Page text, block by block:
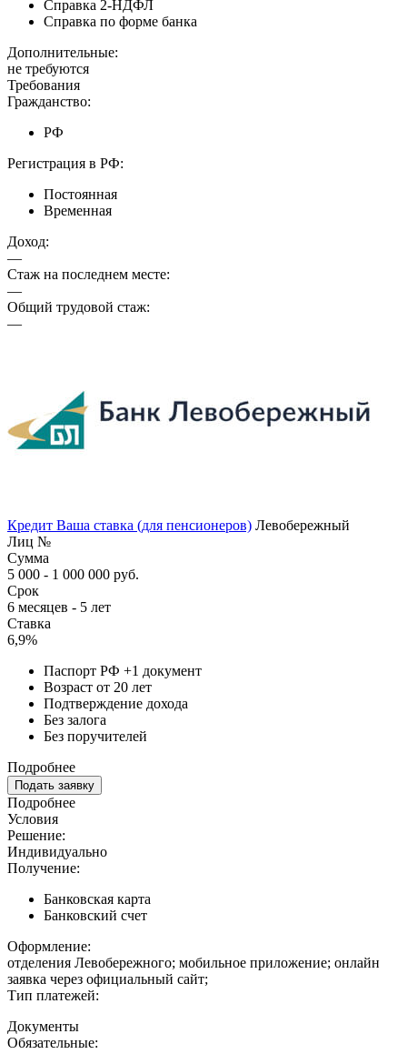
Справка 2-НДФЛ
Справка по форме банка
Дополнительные:
не требуются
Требования
Гражданство:
РФ
Регистрация в РФ:
Постоянная
Временная
Доход:
—
Стаж на последнем месте:
—
Общий трудовой стаж:
—
Кредит Ваша ставка (для пенсионеров) Левобережный
Лиц №
Сумма
5 000 - 1 000 000 руб.
Срок
6 месяцев - 5 лет
Ставка
6,9%
Паспорт РФ +1 документ
Возраст от 20 лет
Подтверждение дохода
Без залога
Без поручителей
Подробнее
Подать заявку
Подробнее
Условия
Решение:
Индивидуально
Получение:
Банковская карта
Банковский счет
Оформление:
отделения Левобережного; мобильное приложение; онлайн
заявка через официальный сайт;
Тип платежей:
Документы
Обязательные: